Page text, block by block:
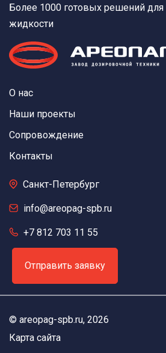
Более 1000 готовых решений для
жидкости
О нас
Наши проекты
Сопровождение
Контакты
Санкт-Петербург
info@areopag-spb.ru
+7 812 703 11 55
Отправить заявку
© areopag-spb.ru, 2026
Карта сайта